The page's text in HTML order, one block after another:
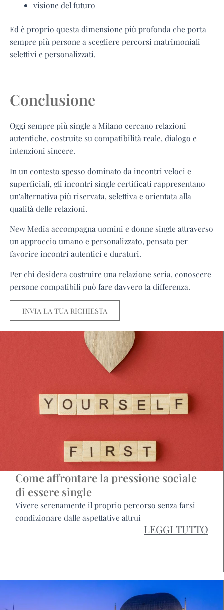
visione del futuro
Ed è proprio questa dimensione più profonda che porta
sempre più persone a scegliere percorsi matrimoniali
selettivi e personalizzati.
Conclusione
Oggi sempre più single a Milano cercano relazioni
autentiche, costruite su compatibilità reale, dialogo e
intenzioni sincere.
In un contesto spesso dominato da incontri veloci e
superficiali, gli incontri single certificati rappresentano
un’alternativa più riservata, selettiva e orientata alla
qualità delle relazioni.
New Media accompagna uomini e donne single attraverso
un approccio umano e personalizzato, pensato per
favorire incontri autentici e duraturi.
Per chi desidera costruire una relazione seria, conoscere
persone compatibili può fare davvero la differenza.
INVIA LA TUA RICHIESTA
Come affrontare la pressione sociale
di essere single
Vivere serenamente il proprio percorso senza farsi
condizionare dalle aspettative altrui
LEGGI TUTTO